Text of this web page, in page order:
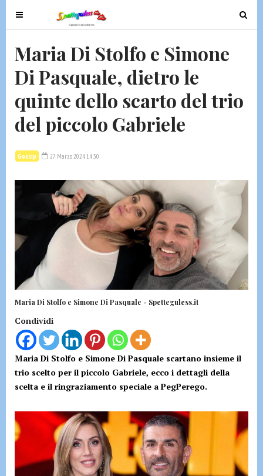
T
o
g
l
e
n
v
g
t
T
o
n
t
o
Maria Di Stolfo e Simone
Di Pasquale, dietro le
quinte dello scarto del trio
del piccolo Gabriele
Gossip 27 Marzo 2024 14:30
Maria Di Stolfo e Simone Di Pasquale - Spetteguless.it
Condividi
Maria Di Stolfo e Simone Di Pasquale scartano insieme il
trio scelto per il piccolo Gabriele, ecco i dettagli della
scelta e il ringraziamento speciale a PegPerego.